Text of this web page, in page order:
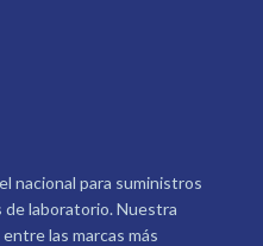
nacional para suministros
de laboratorio. Nuestra
las marcas más